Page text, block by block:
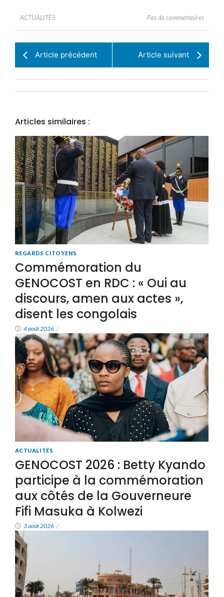
ACTUALITÉS Pas de commentaires
Article précédent Article suivant
Articles similaires :
REGARDS CITOYENS
Commémoration du
GENOCOST en RDC : « Oui au
discours, amen aux actes »,
disent les congolais
4 août 2026 /
ACTUALITÉS
GENOCOST 2026 : Betty Kyando
participe à la commémoration
aux côtés de la Gouverneure
Fifi Masuka à Kolwezi
3 août 2026 /